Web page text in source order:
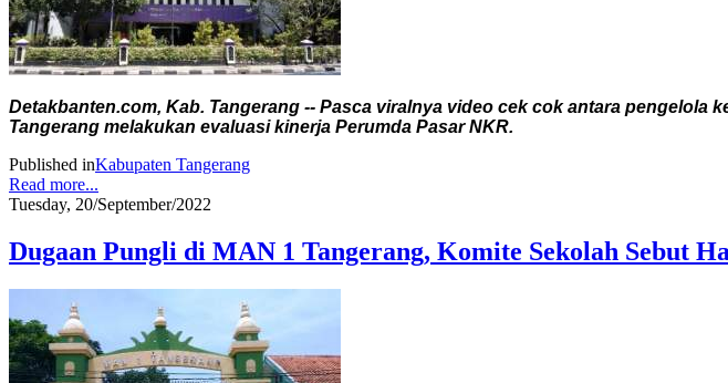
Detakbanten.com, Kab. Tangerang -- Pasca viralnya video cek cok antara
Tangerang melakukan evaluasi kinerja Perumda Pasar NKR.
Published inKabupaten Tangerang
Read more...
Tuesday, 20/September/2022
Dugaan Pungli di MAN 1 Tangerang, Komite Sekolah Sebut